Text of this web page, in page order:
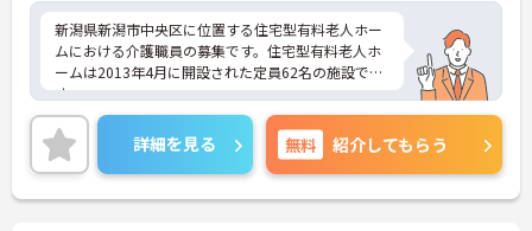
新潟県新潟市中央区に位置する住宅型有料老人ホー
ムにおける介護職員の募集です。住宅型有料老人ホ
ームは2013年4月に開設された定員62名の施設で
す。
年間休日は115日もあり、プライベートを大切にし
ながらご勤務いただけます。また、マイカー通勤が
可能です。通勤が苦になりません。
ご興味のある方には、面接対策ポイントなど、さら
に詳細をご案内しますのでお気軽にご相談くださ
詳細を見る 無料 紹介してもらう